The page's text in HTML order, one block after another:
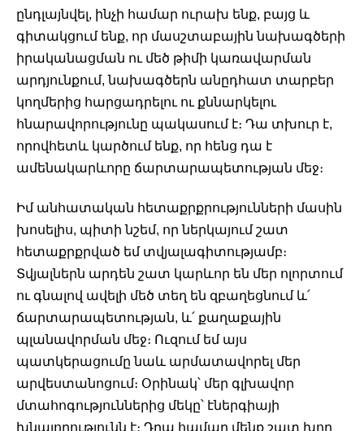
ընդլայնվել, ինչի համար ուրախ ենք, բայց և
գիտակցում ենք, որ մասշտաբային նախագծերի
իրականացման ու մեծ թիմի կառավարման
արդյունքում, նախագծերն անըդհատ տարբեր
կողմերից հարցադրելու ու քննարկելու
հնարավորությունը պակասում է։ Դա տխուր է,
որովհետև կարծում ենք, որ հենց դա է
ամենակարևորը ճարտարապետության մեջ։
Իմ անհատական հետաքրքրությունների մասին
խոսելիս, պիտի նշեմ, որ ներկայում շատ
հետաքրքրված եմ տվյալագիտությամբ։
Տվյալներն արդեն շատ կարևոր են մեր ոլորտում
ու գնալով ավելի մեծ տեղ են զբաղեցնում և՛
ճարտարապետության, և՛ քաղաքային
պլանավորման մեջ։ Ուզում եմ այս
պատկերացումը նաև արմատավորել մեր
արվեստանոցում։ Օրինակ՝ մեր գլխավոր
մտահոգություններից մեկը՝ էներգիայի
խնայողությունն է։ Դրա համար մենք շատ խոր